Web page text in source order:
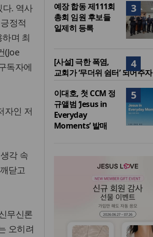
. 역사
정적
며 최
(Joe
독자에
자인 저
각 속
닫고
무신론
오히려
3
예장 합동 제111회
총회 임원 후보들
일제히 등록
4
[사설] 극한 폭염,
교회가 ‘무더위 쉼터’ 되어주자
5
이대호, 첫 CCM 정
규앨범 ‘Jesus in
Everyday
Moments’ 발매